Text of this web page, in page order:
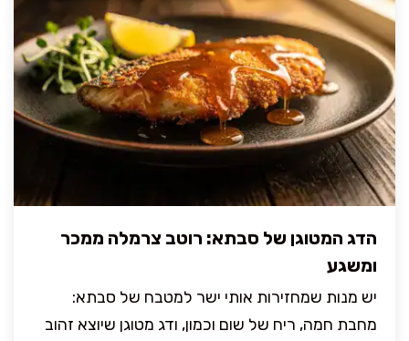
הדג המטוגן של סבתא: רוטב צרמלה ממכר
ומשגע
יש מנות שמחזירות אותי ישר למטבח של סבתא:
מחבת חמה, ריח של שום וכמון, ודג מטוגן שיוצא זהוב